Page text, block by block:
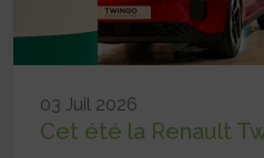
03 Juil 2026
Cet été la Renault